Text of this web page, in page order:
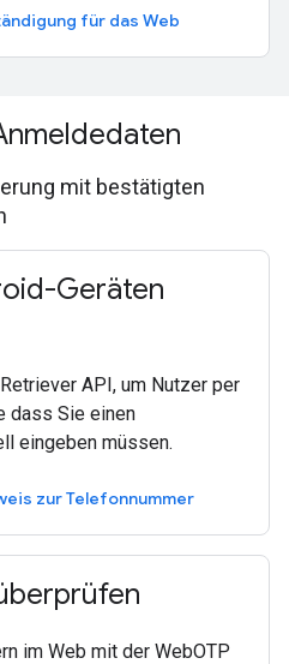
für das Web
mit bestätigten
Geräten
API, um Nutzer per
dass Sie einen
eingeben müssen.
zur Telefonnummer
im Web mit der WebOTP